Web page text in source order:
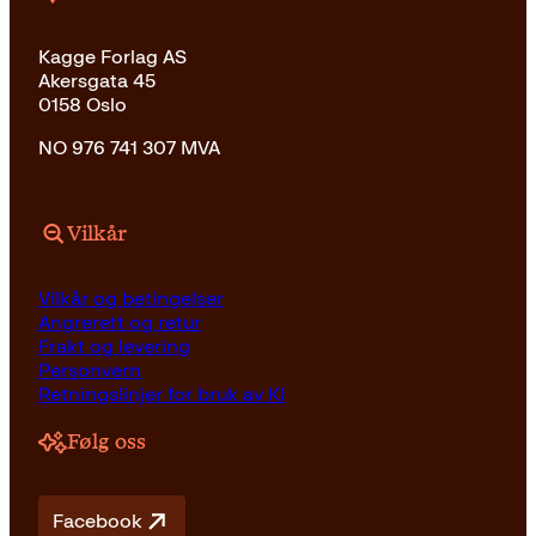
Kagge Forlag AS
Akersgata 45
0158 Oslo
NO 976 741 307 MVA
Vilkår
Vilkår og betingelser
Angrerett og retur
Frakt og levering
Personvern
Retningslinjer for bruk av KI
Følg oss
Facebook